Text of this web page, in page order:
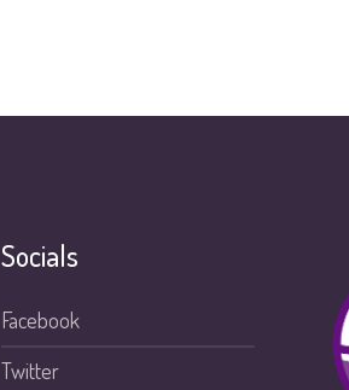
Socials
Facebook
Twitter